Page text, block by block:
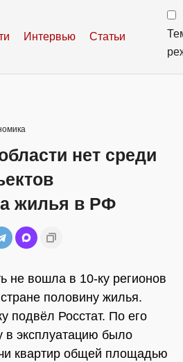
Интервью Статьи
нет среди
жилья в РФ
не вошла в 10-ку регионов
половину жилья.
подвёл Росстат. По его
в эксплуатацию было
квартир общей площадью